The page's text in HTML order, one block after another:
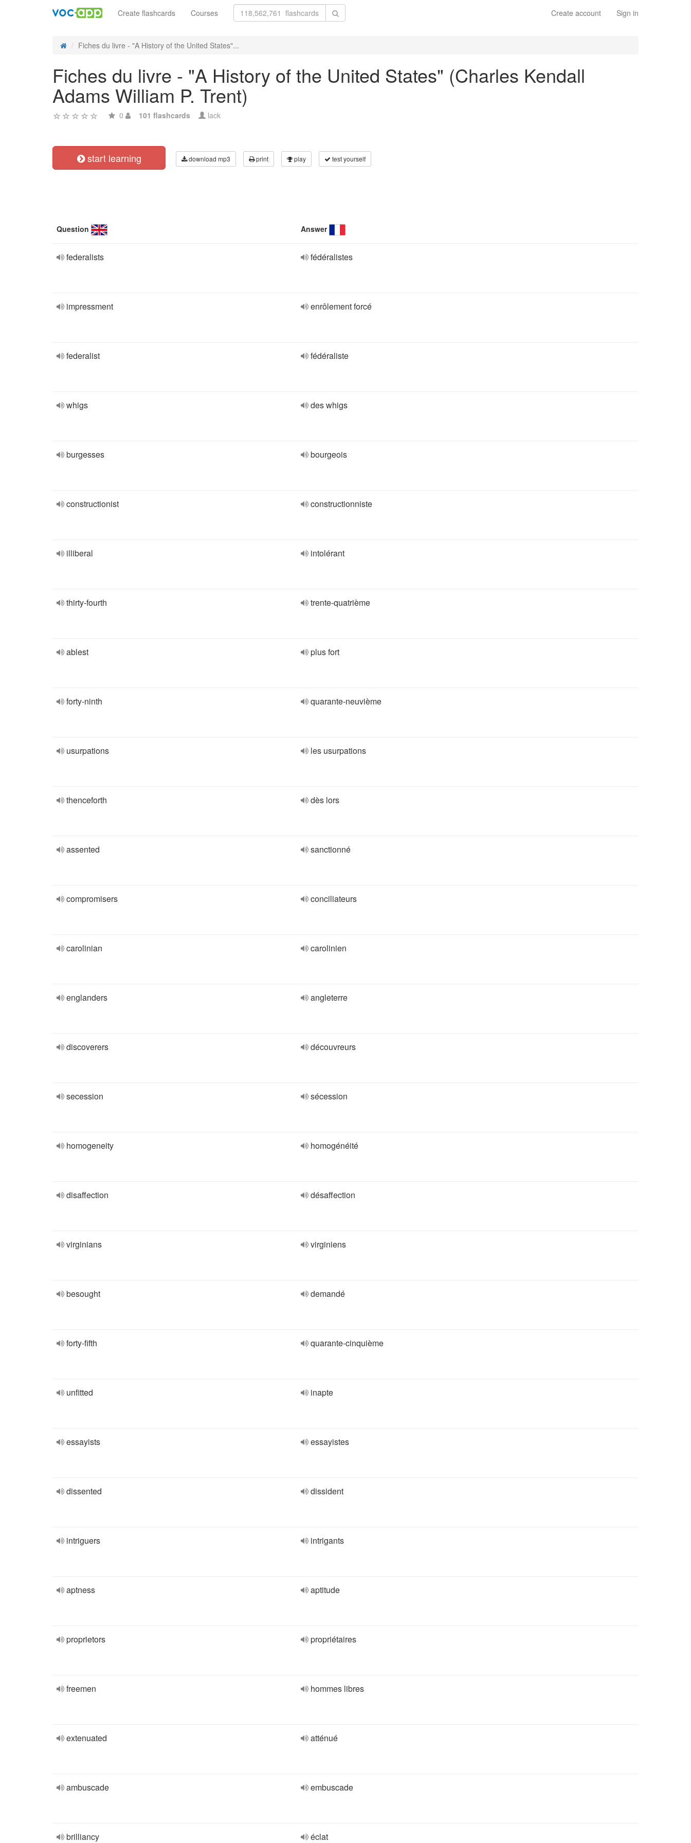
Create account Sign in
Create flashcards Courses
Fiches du livre - "A History of the United States"...
Fiches du livre - "A History of the United States" (Charles Kendall
Adams William P. Trent)
0 101 flashcards lack
start learning download mp3 print play test yourself
Question Answer
federalists fédéralistes
impressment enrôlement forcé
federalist fédéraliste
whigs des whigs
burgesses bourgeois
constructionist constructionniste
illiberal intolérant
thirty-fourth trente-quatrième
ablest plus fort
forty-ninth quarante-neuvième
usurpations les usurpations
thenceforth dès lors
assented sanctionné
compromisers conciliateurs
carolinian carolinien
englanders angleterre
discoverers découvreurs
secession sécession
homogeneity homogénéité
disaffection désaffection
virginians virginiens
besought demandé
forty-fifth quarante-cinquième
unfitted inapte
essayists essayistes
dissented dissident
intriguers intrigants
aptness aptitude
proprietors propriétaires
freemen hommes libres
extenuated atténué
ambuscade embuscade
brilliancy éclat